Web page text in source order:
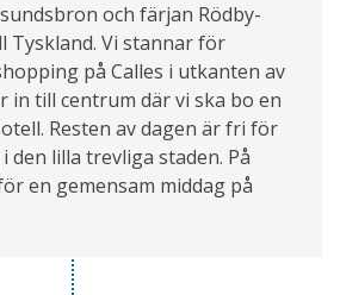
och färjan Rödby-
Tyskland. Vi stannar för
på Calles i utkanten av
in till centrum där vi ska bo en
Resten av dagen är fri för
den lilla trevliga staden. På
en gemensam middag på